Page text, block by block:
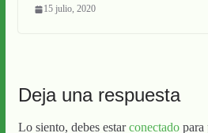
15 julio, 2020
Deja una respuesta
Lo siento, debes estarconectadopara